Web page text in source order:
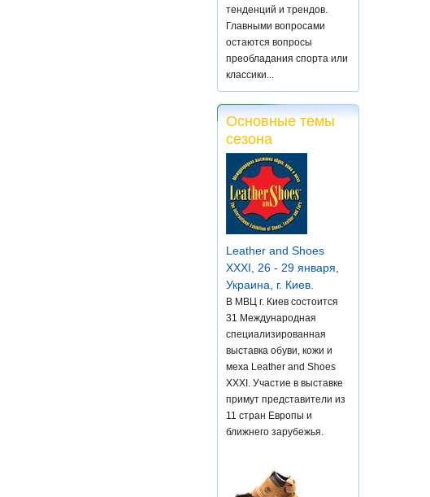
тенденций и трендов.
Главными вопросами
остаются вопросы
преобладания спорта или
классики...
Основные темы
сезона
Leather and Shoes
XXXI, 26 - 29 января,
Украина, г. Киев.
В МВЦ г. Киев состоится
31 Международная
специализированная
выставка обуви, кожи и
меха Leather and Shoes
XXXI. Участие в выставке
примут представители из
11 стран Европы и
ближнего зарубежья.